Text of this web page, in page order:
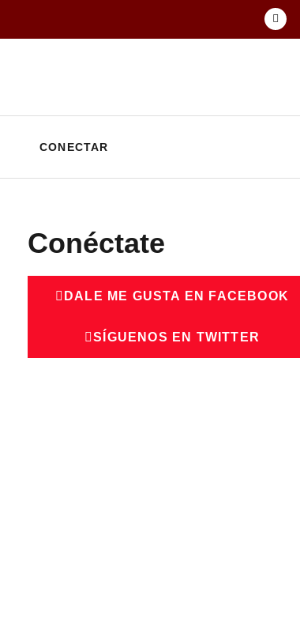
CONECTAR
Conéctate
DALE ME GUSTA EN FACEBOOK
SÍGUENOS EN TWITTER